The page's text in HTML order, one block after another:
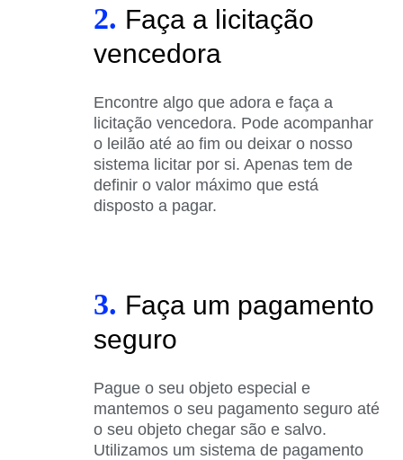
2. Faça a licitação
vencedora
Encontre algo que adora e faça a
licitação vencedora. Pode acompanhar
o leilão até ao fim ou deixar o nosso
sistema licitar por si. Apenas tem de
definir o valor máximo que está
disposto a pagar.
3. Faça um pagamento
seguro
Pague o seu objeto especial e
mantemos o seu pagamento seguro até
o seu objeto chegar são e salvo.
Utilizamos um sistema de pagamento